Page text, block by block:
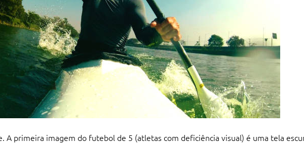
A primeira imagem do futebol de 5 (atletas com deficiência visual) é uma tela